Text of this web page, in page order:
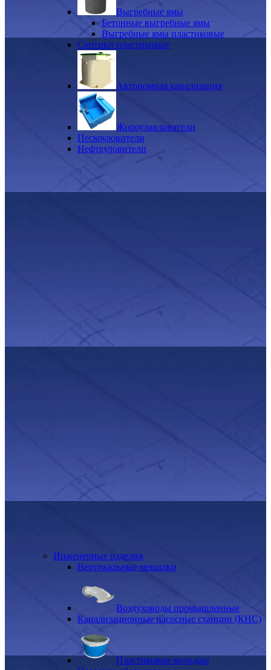
Выгребные ямы
Бетонные выгребные ямы
Выгребные ямы пластиковые
Септики пластиковые
Автономная канализация
Жироулавливатели
Пескоуловители
Нефтеуловители
Инженерные изделия
Вертикальные мешалки
Воздуховоды промышленные
Канализационные насосные станции (КНС)
Пластиковые колодцы